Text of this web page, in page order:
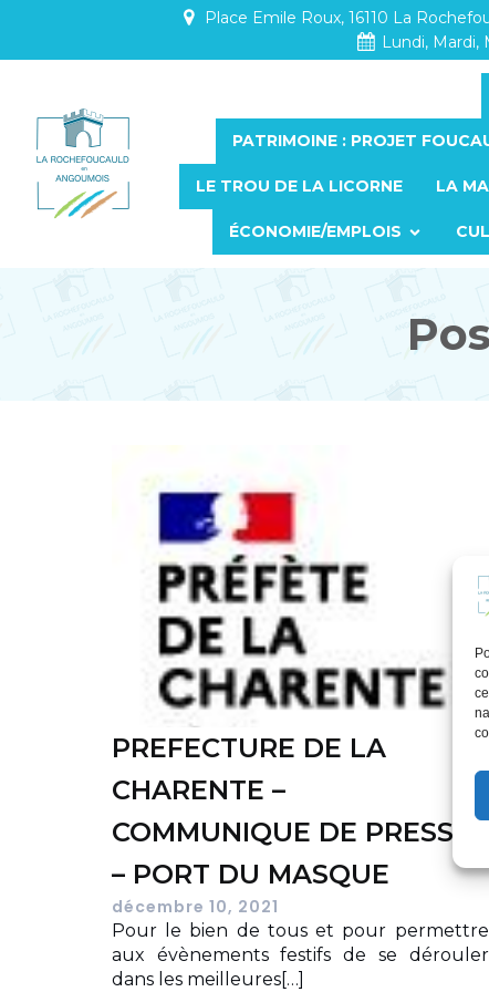
Place Emile Roux, 16110 La
Lundi, Mardi,
PATRIMOINE : PROJET
LE TROU DE LA LICORNE LA
ÉCONOMIE/EMPLOIS
PREFECTURE DE LA
CHARENTE –
COMMUNIQUE DE PRESSE
– PORT DU MASQUE
décembre 10, 2021
Pour le bien de tous et pour permettre
aux évènements festifs de se dérouler
dans les meilleures[…]